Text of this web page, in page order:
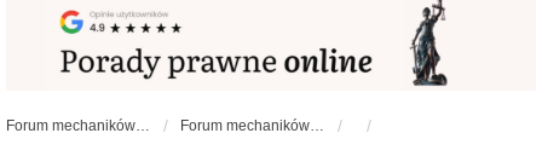
Forum mechaników samochodowych - forum-mechaniczne.pl Forum mechaników samochodowych